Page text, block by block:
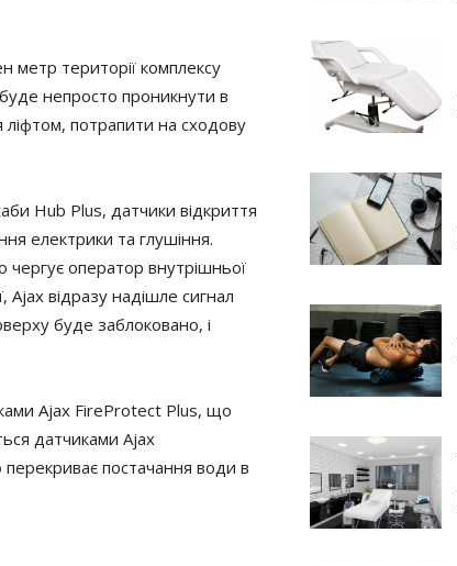
території комплексу
непросто проникнути в
ліфтом, потрапити на сходову
Hub Plus, датчики відкриття
електрики та глушіння.
чергує оператор внутрішньої
відразу надішле сигнал
буде заблоковано, і
Ajax FireProtect Plus, що
датчиками Ajax
постачання води в